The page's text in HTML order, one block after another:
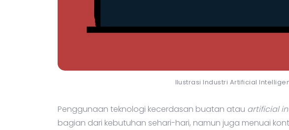
Ilustrasi Industri Artificial
Penggunaan teknologi kecerdasan buatan atau artificial
bagian dari kebutuhan sehari-hari, namun juga menuai